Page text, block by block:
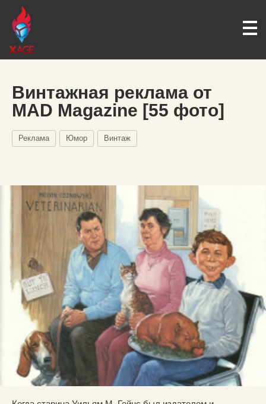
Винтажная реклама от
MAD Magazine [55 фото]
Реклама Юмор Винтаж